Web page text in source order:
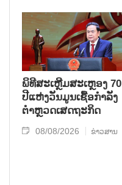
ພິທີສະເຫຼີມສະເຫຼອງ 70
ປີແຫ່ງວັນມູນເຊື້ອກຳລັງ
ຕຳຫຼວດເສດຖະກິດ
08/08/2026 ຂ່າວສານ